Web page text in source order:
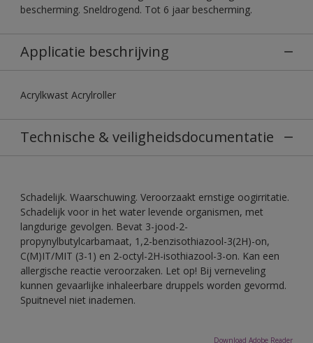
bescherming. Sneldrogend. Tot 6 jaar bescherming.
Applicatie beschrijving
Acrylkwast Acrylroller
Technische & veiligheidsdocumentatie
Schadelijk. Waarschuwing. Veroorzaakt ernstige oogirritatie.
Schadelijk voor in het water levende organismen, met
langdurige gevolgen. Bevat 3-jood-2-
propynylbutylcarbamaat, 1,2-benzisothiazool-3(2H)-on,
C(M)IT/MIT (3-1) en 2-octyl-2H-isothiazool-3-on. Kan een
allergische reactie veroorzaken. Let op! Bij verneveling
kunnen gevaarlijke inhaleerbare druppels worden gevormd.
Spuitnevel niet inademen.
Download Adobe Reader